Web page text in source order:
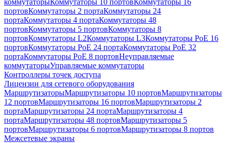
портовКоммутаторы 2 портаКоммутаторы 24
портаКоммутаторы 4 портаКоммутаторы 48
портовКоммутаторы 5 портовКоммутаторы 8
портовКоммутаторы L2Коммутаторы L3Коммутаторы PoE 16
портовКоммутаторы PoE 24 портаКоммутаторы PoE 32
портаКоммутаторы PoE 8 портовНеуправляемые
коммутаторыУправляемые коммутаторы
Контроллеры точек доступа
Лицензии для сетевого оборудования
МаршрутизаторыМаршрутизаторы 10 портовМаршрутизаторы
12 портовМаршрутизаторы 16 портовМаршрутизаторы 2
портаМаршрутизаторы 24 портаМаршрутизаторы 4
портаМаршрутизаторы 48 портовМаршрутизаторы 5
портовМаршрутизаторы 6 портовМаршрутизаторы 8 портов
Межсетевые экраны